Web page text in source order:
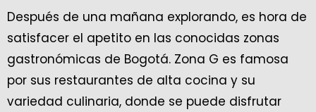
Después de una mañana explorando, es hora de
satisfacer el apetito en las conocidas zonas
gastronómicas de Bogotá. Zona G es famosa
por sus restaurantes de alta cocina y su
variedad culinaria, donde se puede disfrutar